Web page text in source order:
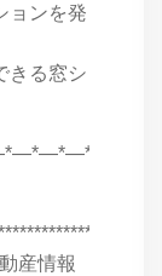
ョンを発
きる窓シ
産情報